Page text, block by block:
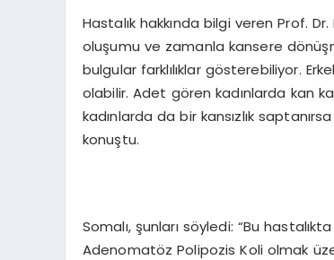
Hastalık hakkında bilgi veren Prof.
oluşumu ve zamanla kansere
bulgular farklılıklar gösterebiliyor.
olabilir. Adet gören kadınlarda kan
kadınlarda da bir kansızlık
konuştu.
Somalı, şunları söyledi: “Bu
Adenomatöz Polipozis Koli olmak